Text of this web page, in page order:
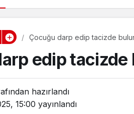
Çocuğu darp edip tacizde
edip tacizde
hazırlandı
15:00 yayınlandı